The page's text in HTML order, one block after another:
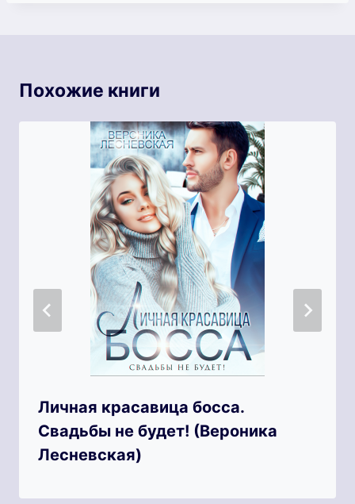
Похожие книги
Личная красавица босса.
Свадьбы не будет! (Вероника
Лесневская)